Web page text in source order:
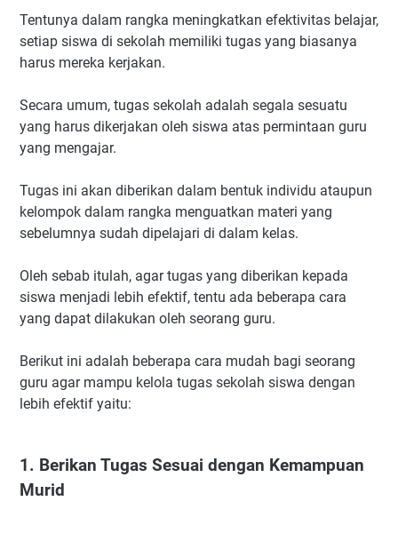
Tentunya dalam rangka meningkatkan efektivitas belajar,
setiap siswa di sekolah memiliki tugas yang biasanya
harus mereka kerjakan.
Secara umum, tugas sekolah adalah segala sesuatu
yang harus dikerjakan oleh siswa atas permintaan guru
yang mengajar.
Tugas ini akan diberikan dalam bentuk individu ataupun
kelompok dalam rangka menguatkan materi yang
sebelumnya sudah dipelajari di dalam kelas.
Oleh sebab itulah, agar tugas yang diberikan kepada
siswa menjadi lebih efektif, tentu ada beberapa cara
yang dapat dilakukan oleh seorang guru.
Berikut ini adalah beberapa cara mudah bagi seorang
guru agar mampu kelola tugas sekolah siswa dengan
lebih efektif yaitu:
1. Berikan Tugas Sesuai dengan Kemampuan
Murid